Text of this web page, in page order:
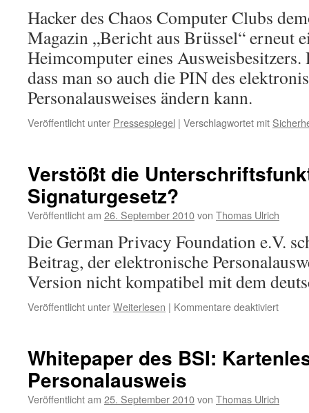
Hacker des Chaos Computer Clubs
Magazin „Bericht aus Brüssel“ erneut
Heimcomputer eines
dass man so auch die PIN des
Personalausweises ändern kann.
Veröffentlicht unter Pressespiegel | Verschlagwortet mit
Verstößt die
Signaturgesetz?
Veröffentlicht am 26. September 2010von Thomas Ulrich
Die German Privacy Foundation e.V.
Beitrag, der elektronische
Version nicht kompatibel mit dem
Veröffentlicht unterWeiterlesen | Kommentare deaktiviertfür
gegen
Whitepaper des BSI:
Personalausweis
Veröffentlicht am 25. September 2010von Thomas Ulrich